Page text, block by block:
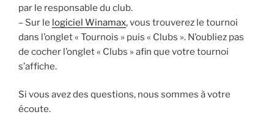
par le responsable du club.
– Sur le logiciel Winamax, vous trouverez le tournoi
dans l’onglet « Tournois » puis « Clubs ». N’oubliez pas
de cocher l’onglet « Clubs » afin que votre tournoi
s’affiche.
Si vous avez des questions, nous sommes à votre
écoute.